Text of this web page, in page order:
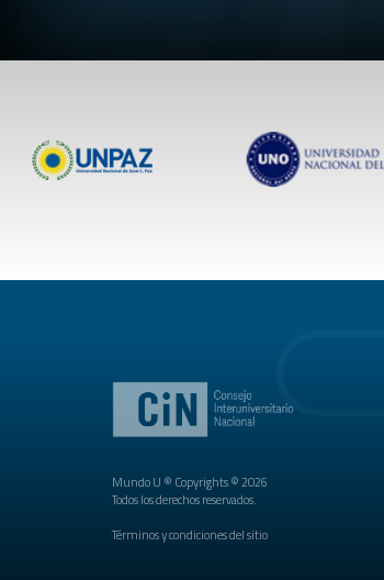
Mundo U ® Copyrights © 2026
Todos los derechos reservados.
Términos y condiciones del sitio